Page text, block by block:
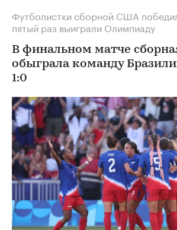
Футболистки сборной США
пятый раз выиграли Олимпиаду
В финальном матче
обыграла команду
1:0